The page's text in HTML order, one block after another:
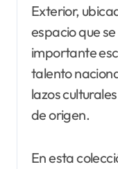
Exterior,
espacio que
importante
talento
lazos
de origen.
En esta